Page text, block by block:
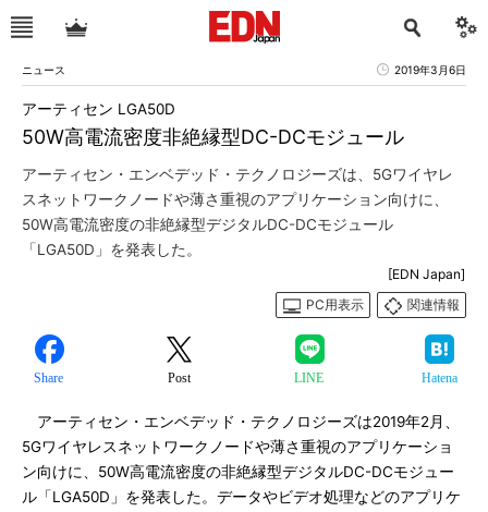
ニュース 2019年3月6日
50W高電流密度非絶縁型DC-DCモジュール
アーティセン LGA50D
アーティセン・エンベデッド・テクノロジーズは、5Gワイヤレ
スネットワークノードや薄さ重視のアプリケーション向けに、
50W高電流密度の非絶縁型デジタルDC-DCモジュール
「LGA50D」を発表した。
[EDN Japan]
PC用表示
関連情報
Share Post LINE Hatena
アーティセン・エンベデッド・テクノロジーズは2019年2月、
5Gワイヤレスネットワークノードや薄さ重視のアプリケーショ
ン向けに、50W高電流密度の非絶縁型デジタルDC-DCモジュー
ル「LGA50D」を発表した。データやビデオ処理などのアプリケ